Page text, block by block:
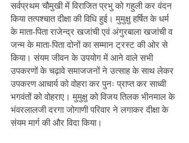
सर्वप्रथम चौमुखी में विराजित प्रभु को गहुली कर वंदन
किया तत्पश्चात दीक्षा की विधि हुई। मुमुक्षु हर्षित के धर्म
के माता-पिता राजेन्द्र खजांची एवं अंगुरबाला खजांची व
जन्म के माता-पिता दोनों का सम्मान ट्रस्ट की ओर से
किया। संयम जीवन के उपयोग में आने वाले सभी
उपकरणों के चढ़ावे समाजजनों ने उत्साह के साथ लेकर
उपकरण आचार्य को वोहरा कर पुनः प्राप्त कर साध्वी
भगवंतों को वोहराए। मुमुक्षु को विजय तिलक भीनमाल के
भंवरलालजी दरगा जोगाणी परिवार ने लगाकर दीक्षा के
संयम मार्ग की और विदा किया।